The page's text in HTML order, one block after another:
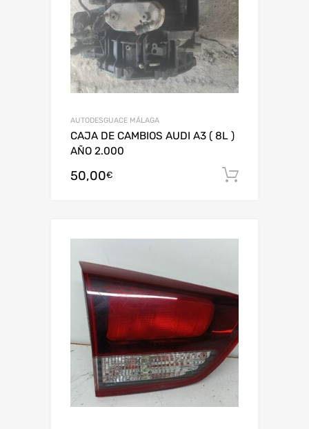
AUTODESGUACE MÁLAGA
CAJA DE CAMBIOS AUDI A3 ( 8L )
AÑO 2.000
50,00€